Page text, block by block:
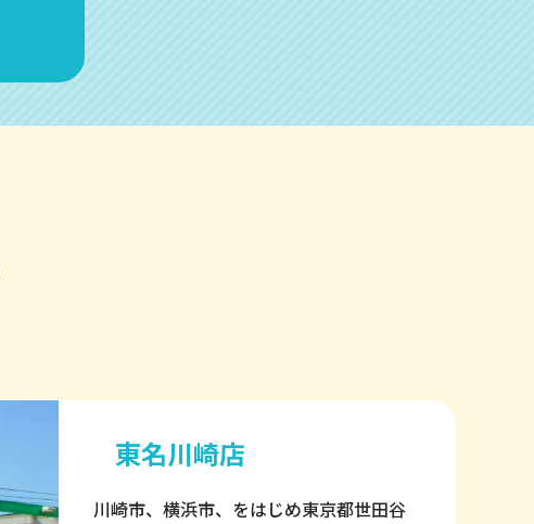
東名川崎店
川崎市、横浜市、をはじめ東京都世田谷